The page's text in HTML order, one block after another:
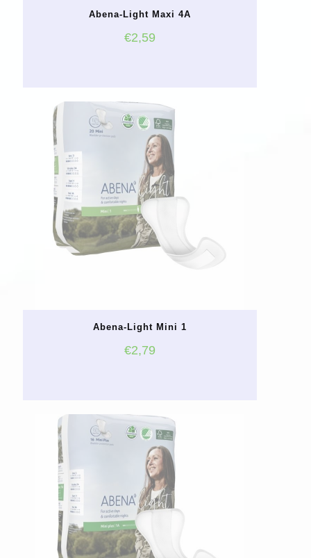
Abena-Light Maxi 4A
€2,59
Abena-Light Mini 1
€2,79